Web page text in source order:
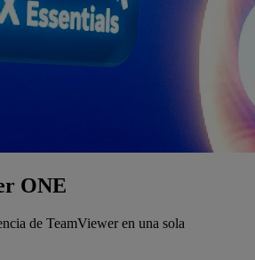
ONE
de TeamViewer en una sola